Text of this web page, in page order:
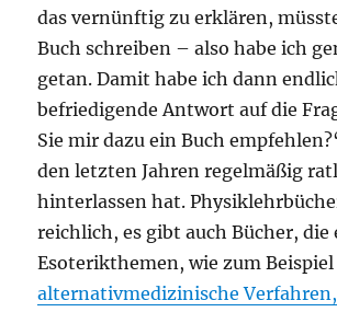
das vernünftig zu erklären,
Buch schreiben – also habe ich
getan. Damit habe ich dann
befriedigende Antwort auf die
Sie mir dazu ein Buch
den letzten Jahren regelmäßig
hinterlassen hat.
reichlich, es gibt auch Bücher, die
Esoterikthemen, wie zum
alternativmedizinische